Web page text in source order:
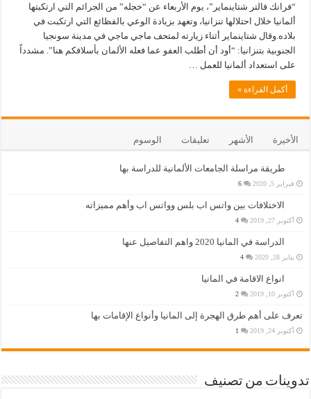
“فرانك فالتر شتاينماير”، يوم الأربعاء عن “خجله” من الجرائم التي ارتكبتها
ألمانيا خلال احتلالها تنزانيا، وتعهد بزيادة الوعي بالفظائع التي ارتكبت في
بلاده.وقال شتاينماير أثناء زيارته لمتحف ماجي ماجي في مدينة سونجيا
الجنوبية بتنزانيا: “أود أن أطلب العفو عما فعله الألمان بأسلافكم هنا”. مشدداً
على استعداد ألمانيا للعمل …
أكمل القراءة »
الأخيرة الأشهر تعليقات الوسوم
طريقة مراسلة الجامعات الألمانية للدراسة بها
فبراير 5, 2020 6
الاختلافات بين واتس اب بلس وواتس اب وأهم مميزاته
أكتوبر 27, 2019 4
الدراسة في المانيا 2020 واهم التفاصيل عنها
يناير 28, 2020 4
انواع الاقامة في المانيا
أكتوبر 10, 2019 2
تعرف على أهم طرق الهجرة إلى المانيا وأنواع الإقامات بها
أكتوبر 24, 2019 1
تدوينات من تصنيف